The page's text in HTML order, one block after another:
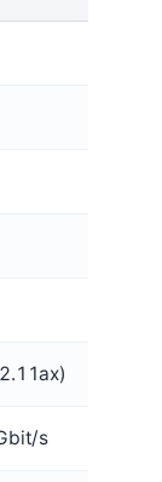
s